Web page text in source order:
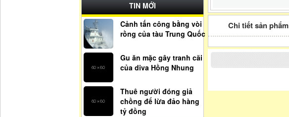
TIN MỚI
Cảnh tấn công bằng vòi
rồng của tàu Trung Quốc
Gu ăn mặc gây tranh cãi
của diva Hồng Nhung
Thuê người đóng giả
chồng để lừa đảo hàng
tỷ đồng
Chi tiết sản phẩm